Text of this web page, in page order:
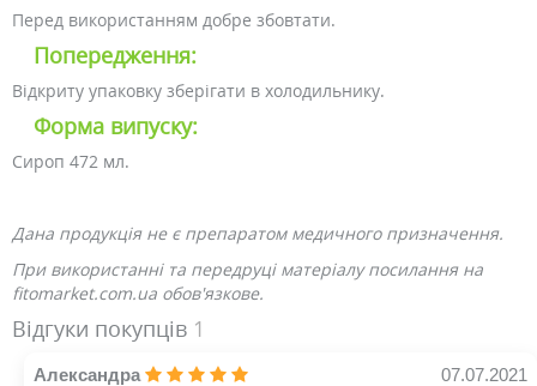
Перед використанням добре збовтати.
Попередження:
Відкриту упаковку зберігати в холодильнику.
Форма випуску:
Сироп 472 мл.
Дана продукція не є препаратом медичного призначення.
При використанні та передруці матеріалу посилання на
fitomarket.com.ua обов'язкове.
Відгуки покупців 1
Александра 07.07.2021